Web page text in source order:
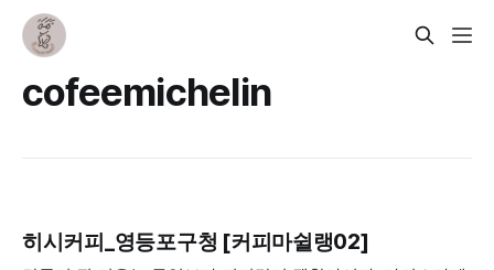
cofeemichelin
히시커피_영등포구청 [커피마쉴랭02]